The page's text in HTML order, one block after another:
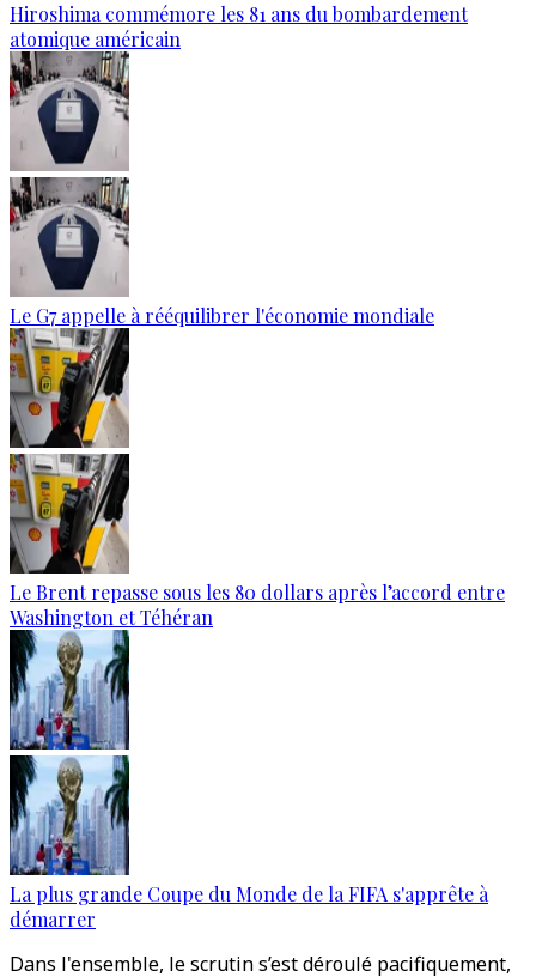
Hiroshima commémore les 81 ans du bombardement
atomique américain
Le G7 appelle à rééquilibrer l'économie mondiale
Le Brent repasse sous les 80 dollars après l’accord entre
Washington et Téhéran
La plus grande Coupe du Monde de la FIFA s'apprête à
démarrer
Dans l'ensemble, le scrutin s’est déroulé pacifiquement,